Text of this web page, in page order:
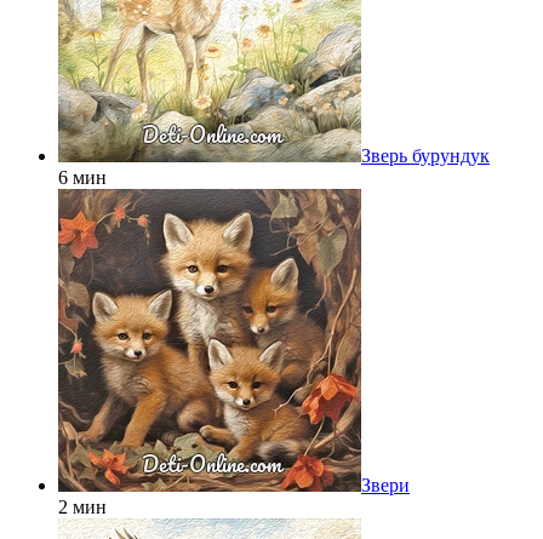
Зверь бурундук
6 мин
Звери
2 мин